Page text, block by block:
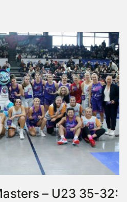
– U23 35-32: